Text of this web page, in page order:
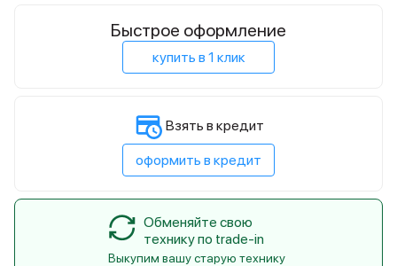
Быстрое оформление
купить в 1 клик
Взять в кредит
оформить в кредит
Обменяйте свою
технику по trade-in
Выкупим вашу старую технику